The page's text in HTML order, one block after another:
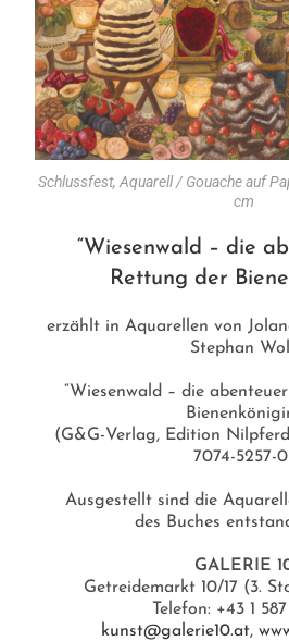
Schlussfest, Aquarell / Gouache auf
cm
“Wiesenwald – die
Rettung der
erzählt in Aquarellen von
Stephan
“Wiesenwald – die
(G&G-Verlag, Edition Nilpferd
7074-5257-
Ausgestellt sind die
des Buches
GALERIE
Getreidemarkt 10/17 (3.
Telefon: +43 1
kunst@galerie10.at,